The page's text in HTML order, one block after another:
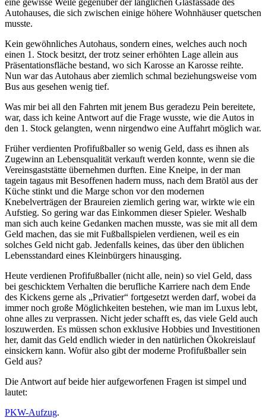
Autohauses, die sich zwischen einige höhere Wohnhäuser quetschen
musste.
Kein gewöhnliches Autohaus, sondern eines, welches auch noch
einen 1. Stock besitzt, der trotz seiner erhöhten Lage allein aus
Präsentationsfläche bestand, wo sich Karosse an Karosse reihte.
Nun war das Autohaus aber ziemlich schmal beziehungsweise vom
Bus aus gesehen wenig tief.
Was mir bei all den Fahrten mit jenem Bus geradezu Pein bereitete,
war, dass ich keine Antwort auf die Frage wusste, wie die Autos in
den 1. Stock gelangten, wenn nirgendwo eine Auffahrt möglich war.
Früher verdienten Profifußballer so wenig Geld, dass es ihnen als
Zugewinn an Lebensqualität verkauft werden konnte, wenn sie die
Vereinsgaststätte übernehmen durften. Eine Kneipe, in der man
tagein tagaus mit Besoffenen hadern muss, nach dem Bratöl aus der
Küche stinkt und die Marge schon vor den modernen
Knebelverträgen der Braureien ziemlich gering war, wirkte wie ein
Aufstieg. So gering war das Einkommen dieser Spieler. Weshalb
man sich auch keine Gedanken machen musste, was sie mit all dem
Geld machen, das sie mit Fußballspielen verdienen, weil es ein
solches Geld nicht gab. Jedenfalls keines, das über den üblichen
Lebensstandard eines Kleinbürgers hinausging.
Heute verdienen Profifußballer (nicht alle, nein) so viel Geld, dass
bei geschicktem Verhalten die berufliche Karriere nach dem Ende
des Kickens gerne als „Privatier“ fortgesetzt werden darf, wobei da
immer noch große Möglichkeiten bestehen, wie man im Luxus lebt,
ohne alles zu verprassen. Nicht jeder schafft es, das viele Geld auch
loszuwerden. Es müssen schon exklusive Hobbies und Investitionen
her, damit das Geld endlich wieder in den natürlichen Ökokreislauf
einsickern kann. Wofür also gibt der moderne Profifußballer sein
Geld aus?
Die Antwort auf beide hier aufgeworfenen Fragen ist simpel und
lautet:
PKW-Aufzug.